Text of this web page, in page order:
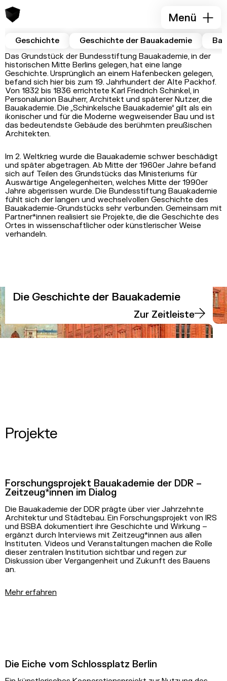
Menü
Geschichte Geschichte der Bauakademie
Das Grundstück der Bundesstiftung Bauakademie, in der
historischen Mitte Berlins gelegen, hat eine lange
Geschichte. Ursprünglich an einem Hafenbecken gelegen,
befand sich hier bis zum 19. Jahrhundert der Alte Packhof.
Von 1832 bis 1836 errichtete Karl Friedrich Schinkel, in
Personalunion Bauherr, Architekt und späterer Nutzer, die
Bauakademie. Die „Schinkelsche Bauakademie“ gilt als ein
ikonischer und für die Moderne wegweisender Bau und ist
das bedeutendste Gebäude des berühmten preußischen
Architekten.
Im 2. Weltkrieg wurde die Bauakademie schwer beschädigt
und später abgetragen. Ab Mitte der 1960er Jahre befand
sich auf Teilen des Grundstücks das Ministeriums für
Auswärtige Angelegenheiten, welches Mitte der 1990er
Jahre abgerissen wurde. Die Bundesstiftung Bauakademie
fühlt sich der langen und wechselvollen Geschichte des
Bauakademie-Grundstücks sehr verbunden. Gemeinsam mit
Partner*innen realisiert sie Projekte, die die Geschichte des
Ortes in wissenschaftlicher oder künstlerischer Weise
verhandeln.
Die Geschichte der Bauakademie
Zur Zeitleiste
Projekte
Forschungsprojekt Bauakademie der DDR –
Zeitzeug*innen im Dialog
Die Bauakademie der DDR prägte über vier Jahrzehnte
Architektur und Städtebau. Ein Forschungsprojekt von IRS
und BSBA dokumentiert ihre Geschichte und Wirkung –
ergänzt durch Interviews mit Zeitzeug*innen aus allen
Instituten. Videos und Veranstaltungen machen die Rolle
dieser zentralen Institution sichtbar und regen zur
Diskussion über Vergangenheit und Zukunft des Bauens
an.
Mehr erfahren
Die Eiche vom Schlossplatz Berlin